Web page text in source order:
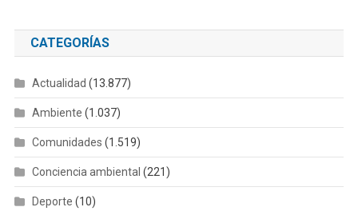
CATEGORÍAS
Actualidad (13.877)
Ambiente (1.037)
Comunidades (1.519)
Conciencia ambiental (221)
Deporte (10)